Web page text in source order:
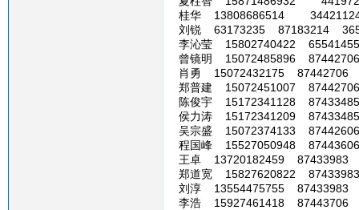
桂华 13808686514
刘锐 63173235 87183214
李沁莹 15802740422
曾镜明 15072485896
肖勇 15072432175 87442706
郑普建 15072451007
陈俊宇 15172341128
侯力涛 15172341209
吴宗盛 15072374133
程国峰 15527050948
王卓 13720182459 87433983
郑道宽 15827620822
刘淳 13554475755 87433983
李浩 15927461418 87443706